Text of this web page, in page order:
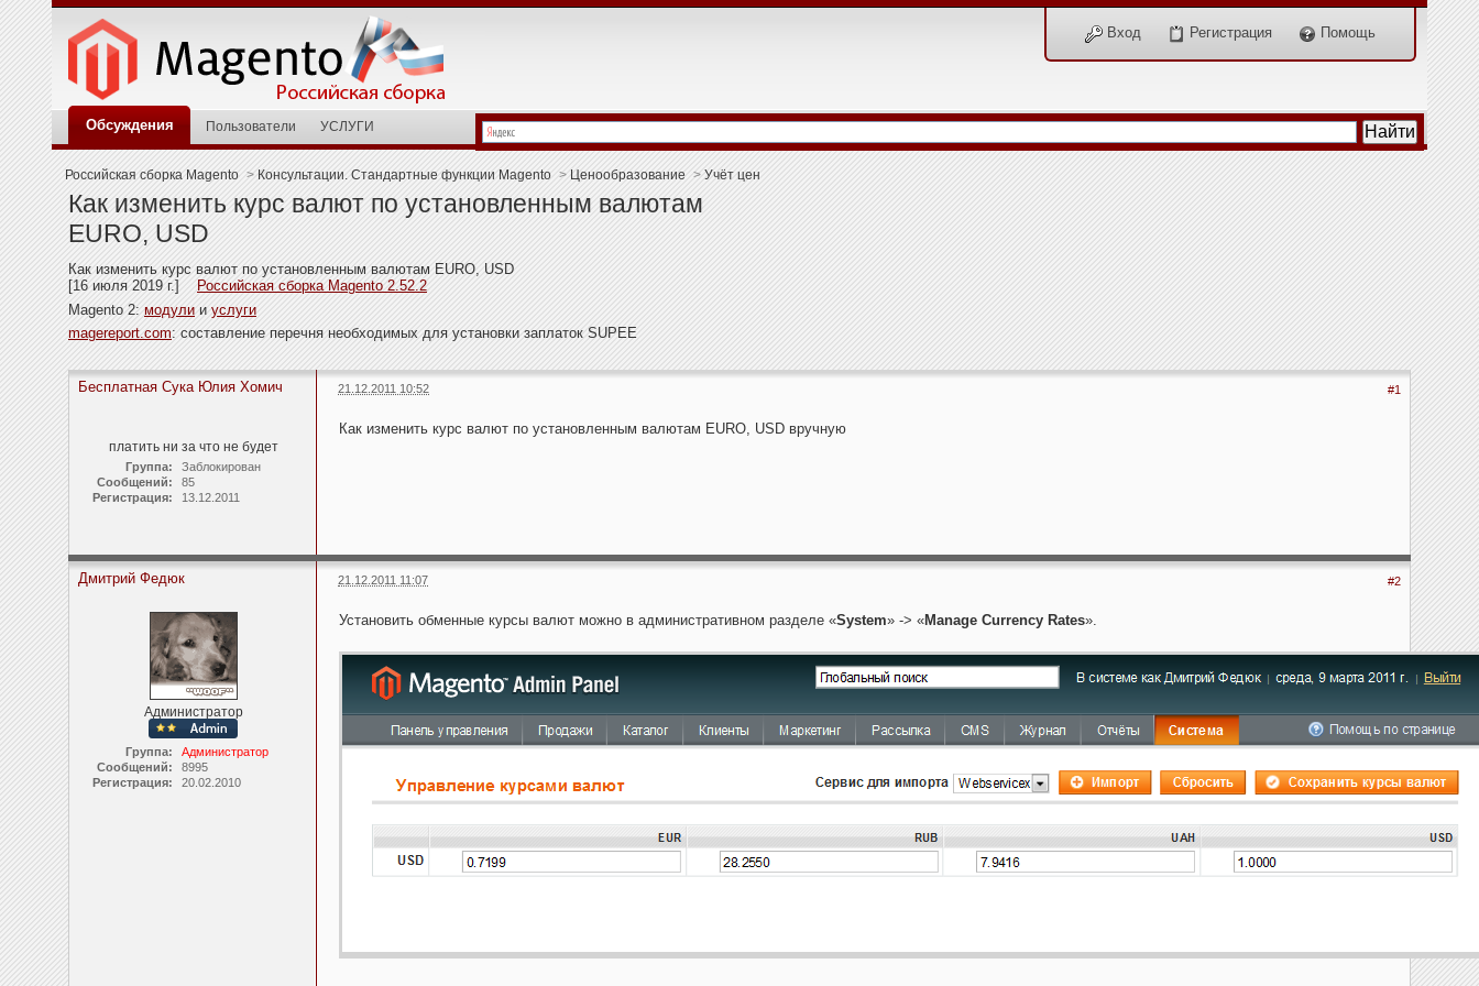
Вход Регистрация Помощь
Обсуждения Пользователи УСЛУГИ
Российская сборка Magento > Консультации. Стандартные функции Magento > Ценообразование > Учёт цен
Как изменить курс валют по установленным валютам
EURO, USD
Как изменить курс валют по установленным валютам EURO, USD
[16 июля 2019 г.]
Российская сборка Magento 2.52.2
Magento 2: модули и услуги
magereport.com: составление перечня необходимых для установки заплаток SUPEE
#1
Бесплатная Сука Юлия Хомич
платить ни за что не будет
Группа:
Заблокирован
Сообщений:
85
Регистрация:
13.12.2011
21.12.2011 10:52
Как изменить курс валют по установленным валютам EURO, USD вручную
#2
Дмитрий Федюк
Администратор
Группа:
Администратор
Сообщений:
8995
Регистрация:
20.02.2010
21.12.2011 11:07
Установить обменные курсы валют можно в административном разделе «System» -> «Manage Currency Rates».